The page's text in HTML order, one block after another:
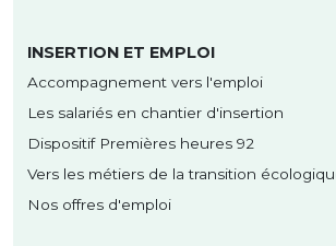
INSERTION ET EMPLOI
Accompagnement vers l'emploi
Les salariés en chantier d'insertion
Dispositif Premières heures 92
Vers les métiers de la transition
Nos offres d'emploi